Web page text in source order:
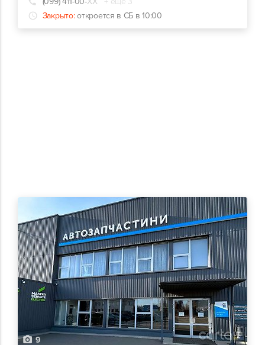
Закрыто: откроется в СБ в 10:00
9